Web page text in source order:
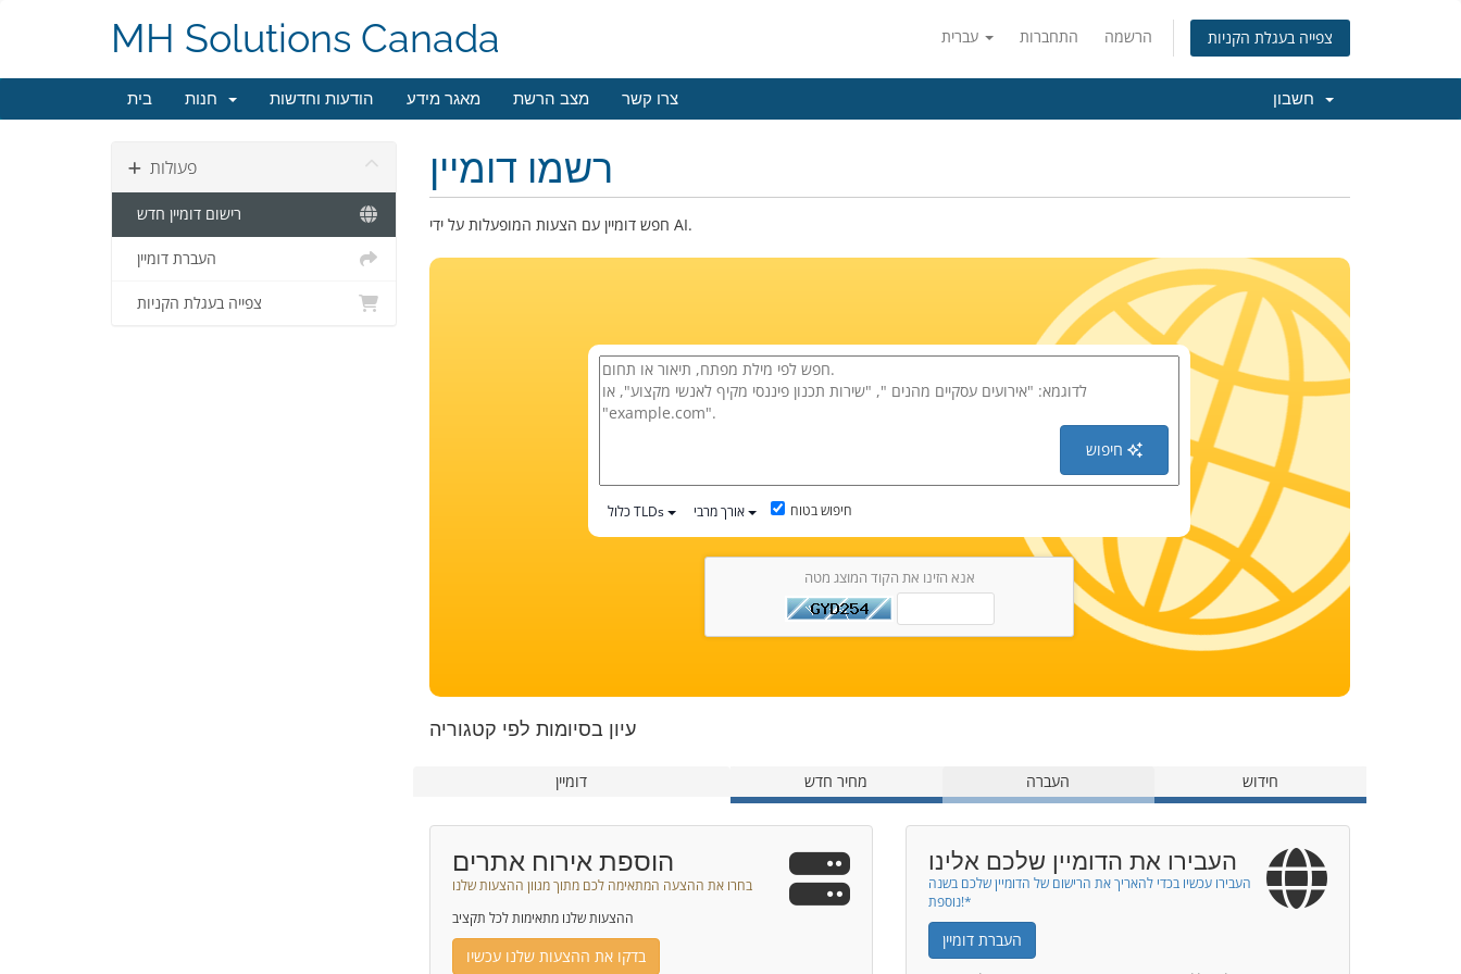
התחברות הרשמה צפייה בעגלת הקניות MH Solutions Canada
בית הודעות וחדשות מאגר מידע מצב הרשת צרו קשר
פעולות
רישום דומיין חדש
העברת דומיין
צפייה בעגלת הקניות
רשמו דומיין
חפש דומיין עם הצעות המופעלות על ידי AI.
חיפוש
כלול TLDs אורך מרבי חיפוש בטוח
אנא הזינו את הקוד המוצג מטה
עיון בסיומות לפי קטגוריה
דומיין מחיר חדש העברה חידוש
הוספת אירוח אתרים
בחרו את ההצעה המתאימה לכם מתוך מגוון ההצעות שלנו
ההצעות שלנו מתאימות לכל תקציב
בדקו את ההצעות שלנו עכשיו
העבירו את הדומיין שלכם אלינו
העבירו עכשיו בכדי להאריך את הרישום של הדומיין שלכם בשנה
נוספת!*
העברת דומיין